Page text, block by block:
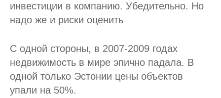
инвестиции в компанию. Убедительно. Но
надо же и риски оценить
С одной стороны, в 2007-2009 годах
недвижимость в мире эпично падала. В
одной только Эстонии цены объектов
упали на 50%.